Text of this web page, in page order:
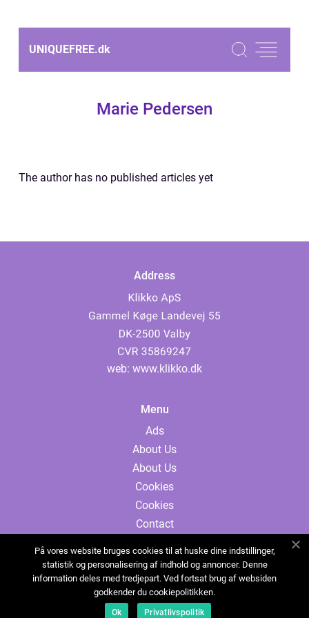
UNIQUEFREE.dk
Marie Pedersen
The author has no published articles yet
Address
web: www.klikko.dk
Menu
Ads
About Us
About Us
Cookies
Cookies
Contact
Sitemap
Sitemap
Ads
På vores website bruges cookies til at huske dine indstillinger,
statistik og personalisering af indhold og annoncer. Denne
information deles med tredjepart. Ved fortsat brug af websiden
godkender du cookiepolitikken.
Ok Privatlivspolitik